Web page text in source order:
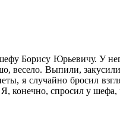
Борису Юрьевичу. У
весело. Выпили,
я случайно бросил
конечно, спросил у шефа,